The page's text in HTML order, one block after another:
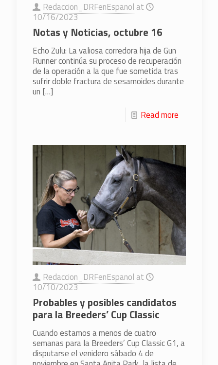
Redaccion_DRFenEspanol at
10/16/2023
Notas y Noticias, octubre 16
Echo Zulu: La valiosa corredora hija de Gun
Runner continúa su proceso de recuperación
de la operación a la que fue sometida tras
sufrir doble fractura de sesamoides durante
un […]
Read more
Redaccion_DRFenEspanol at
10/10/2023
Probables y posibles candidatos
para la Breeders’ Cup Classic
Cuando estamos a menos de cuatro
semanas para la Breeders’ Cup Classic G1, a
disputarse el venidero sábado 4 de